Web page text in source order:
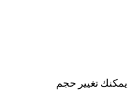
يمكنك تغيير حجم